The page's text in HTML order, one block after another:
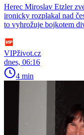
Herec Miroslav Etzler
ironicky rozplakal nad
to vyhrožuje bojkotem
VIPživot.cz
dnes, 06:16
4 min